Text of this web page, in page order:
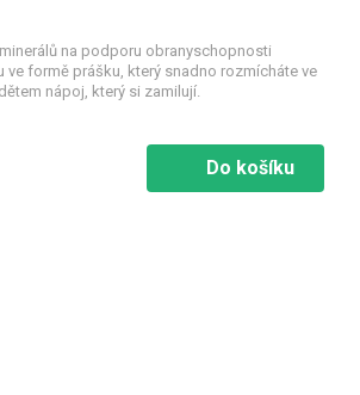
na podporu obranyschopnosti
ve formě prášku, který snadno rozmícháte ve
nápoj, který si zamilují.
Do košíku